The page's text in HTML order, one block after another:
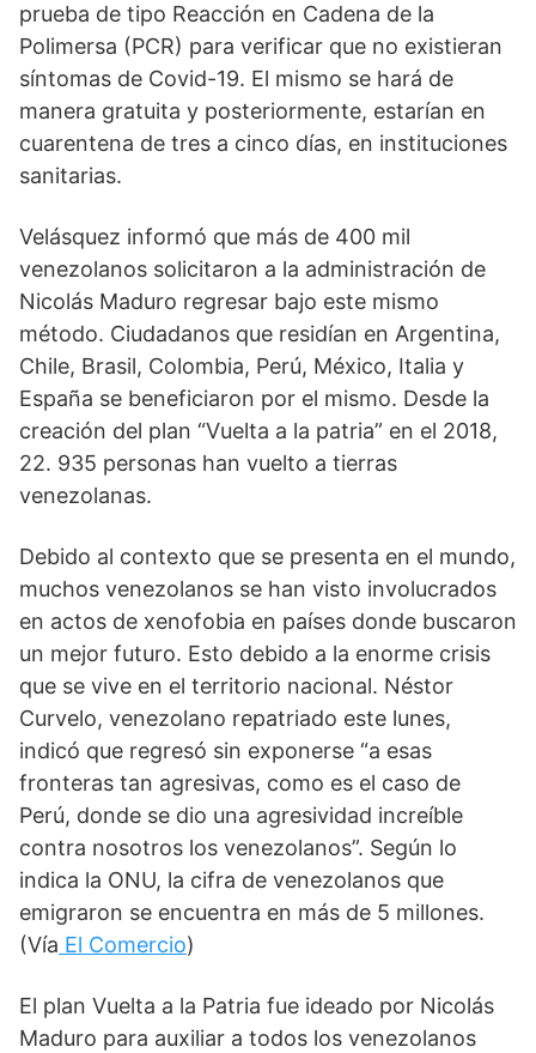
prueba de tipo Reacción en Cadena de la
Polimersa (PCR) para verificar que no existieran
síntomas de Covid-19. El mismo se hará de
manera gratuita y posteriormente, estarían en
cuarentena de tres a cinco días, en instituciones
sanitarias.
Velásquez informó que más de 400 mil
venezolanos solicitaron a la administración de
Nicolás Maduro regresar bajo este mismo
método. Ciudadanos que residían en Argentina,
Chile, Brasil, Colombia, Perú, México, Italia y
España se beneficiaron por el mismo. Desde la
creación del plan “Vuelta a la patria” en el 2018,
22. 935 personas han vuelto a tierras
venezolanas.
Debido al contexto que se presenta en el mundo,
muchos venezolanos se han visto involucrados
en actos de xenofobia en países donde buscaron
un mejor futuro. Esto debido a la enorme crisis
que se vive en el territorio nacional. Néstor
Curvelo, venezolano repatriado este lunes,
indicó que regresó sin exponerse “a esas
fronteras tan agresivas, como es el caso de
Perú, donde se dio una agresividad increíble
contra nosotros los venezolanos”. Según lo
indica la ONU, la cifra de venezolanos que
emigraron se encuentra en más de 5 millones.
(Vía El Comercio)
El plan Vuelta a la Patria fue ideado por Nicolás
Maduro para auxiliar a todos los venezolanos